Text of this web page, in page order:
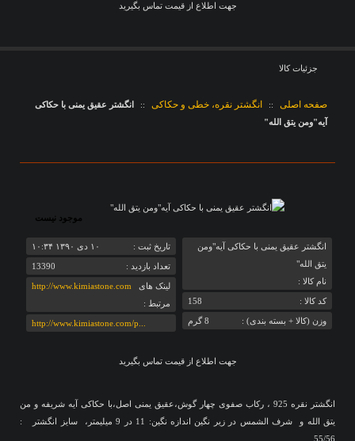
جهت اطلاع از قیمت تماس بگیرید
جزئيات کالا
صفحه اصلی :: انگشتر نقره، خطی و حکاکی ::
انگشتر عقیق یمنی با حکاکی
آیه"ومن یتق الله"
موجود نیست
انگشتر عقیق یمنی با حکاکی آیه"ومن
یتق الله"
نام کالا :
158 کد کالا :
8 گرم وزن (کالا + بسته بندی) :
‎۱۰ دی ۱۳۹۰ ۱۰:۳۴ تاريخ ثبت :
13390 تعداد بازديد :
http://www.kimiastone.com
لینک های
مرتبط :
http://www.kimiastone.com/p...
جهت اطلاع از قیمت تماس بگیرید
انگشتر نقره 925 ، رکاب صفوی چهار گوش،عقیق یمنی اصل،با حکاکی آیه شریفه و من
یتق الله و شرف الشمس در زیر نگین اندازه نگین: 11 در 9 میلیمتر، سایز انگشتر :
55/56